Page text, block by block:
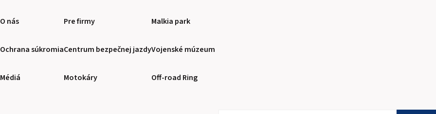
O nás
Ochrana súkromia
Médiá
Pre firmy
Centrum bezpečnej jazdy
Motokáry
Malkia park
Vojenské múzeum
Off-road Ring